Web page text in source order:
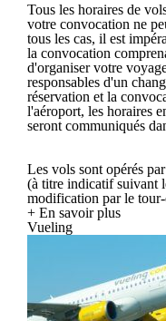
Tous les horaires de
votre convocation ne
tous les cas, il est
la convocation
d'organiser votre
responsables d'un
réservation et la
l'aéroport, les horaires
seront communiqués
Les vols sont opérés
(à titre indicatif suivant
modification par le
+ En savoir plus
Vueling